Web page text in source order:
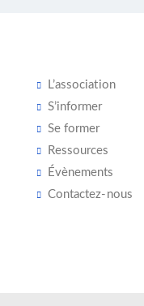
L’association
S’informer
Se former
Ressources
Évènements
Contactez-nous